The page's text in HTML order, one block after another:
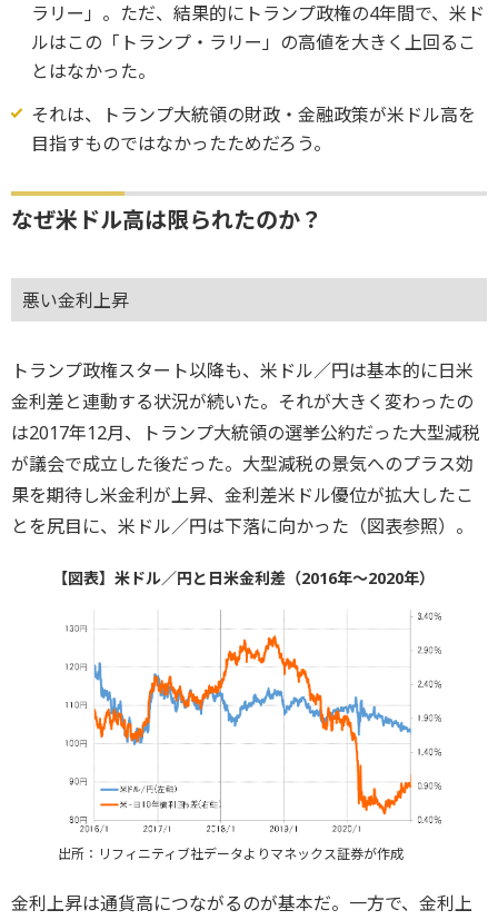
ラリー」。ただ、結果的にトランプ政権の4年間で、米ド
ルはこの「トランプ・ラリー」の高値を大きく上回るこ
とはなかった。
それは、トランプ大統領の財政・金融政策が米ドル高を
目指すものではなかったためだろう。
なぜ米ドル高は限られたのか？
悪い金利上昇
トランプ政権スタート以降も、米ドル／円は基本的に日米
金利差と連動する状況が続いた。それが大きく変わったの
は2017年12月、トランプ大統領の選挙公約だった大型減税
が議会で成立した後だった。大型減税の景気へのプラス効
果を期待し米金利が上昇、金利差米ドル優位が拡大したこ
とを尻目に、米ドル／円は下落に向かった（図表参照）。
【図表】米ドル／円と日米金利差（2016年～2020年）
出所：リフィニティブ社データよりマネックス証券が作成
金利上昇は通貨高につながるのが基本だ。一方で、金利上